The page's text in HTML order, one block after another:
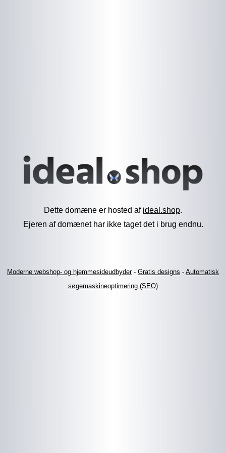
Dette domæne er hosted af ideal.shop.
Ejeren af domænet har ikke taget det i brug endnu.
Moderne webshop- og hjemmesideudbyder- Gratis designs - Automatisk
søgemaskineoptimering (SEO)